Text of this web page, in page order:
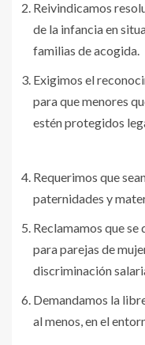
Reivindicamos
de la infancia en
familias de acogida.
Exigimos el
para que menores
estén protegidos
Requerimos que
paternidades y
Reclamamos que
para parejas de
discriminación
Demandamos la
al menos, en el